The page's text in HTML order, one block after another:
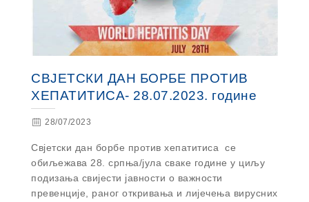
СВЈЕТСКИ ДАН БОРБЕ ПРОТИВ
ХЕПАТИТИСА- 28.07.2023. године
28/07/2023
Свјетски дан борбе против хепатитиса се
обиљежава 28. српња/јула сваке године у циљу
подизања свијести јавности о важности
превенције, раног откривања и лијечења вирусних